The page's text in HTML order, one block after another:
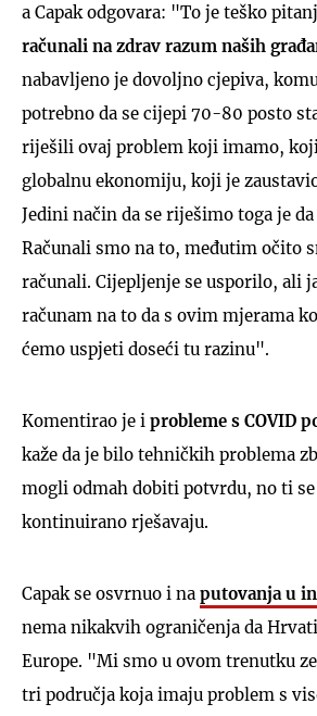
a Capak odgovara: "To je teško
računali na zdrav razum naših
nabavljeno je dovoljno cjepiva,
potrebno da se cijepi 70-80 posto
riješili ovaj problem koji imamo,
globalnu ekonomiju, koji je
Jedini način da se riješimo toga je
Računali smo na to, međutim očito
računali. Cijepljenje se usporilo, ali
računam na to da s ovim mjerama
ćemo uspjeti doseći tu razinu".
Komentirao je i probleme s COVID
kaže da je bilo tehničkih problema
mogli odmah dobiti potvrdu, no ti
kontinuirano rješavaju.
Capak se osvrnuo i na putovanja u
nema nikakvih ograničenja da
Europe. "Mi smo u ovom trenutku
tri područja koja imaju problem s